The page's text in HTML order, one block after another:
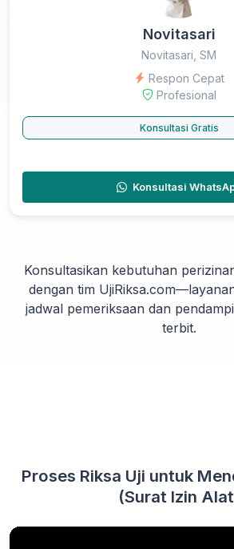
Novitasari
Novitasari, SM
Respon Cepat
Profesional
Konsultasi Gratis
Konsultasi
Konsultasikan kebutuhan
dengan tim
jadwal pemeriksaan dan
terbit.
Proses Riksa Uji untuk
(Surat Izin